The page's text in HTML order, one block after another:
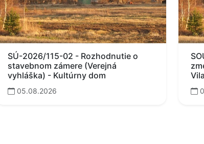
SÚ-2026/115-02 - Rozhodnutie o
stavebnom zámere (Verejná
vyhláška) - Kultúrny dom
05.08.2026